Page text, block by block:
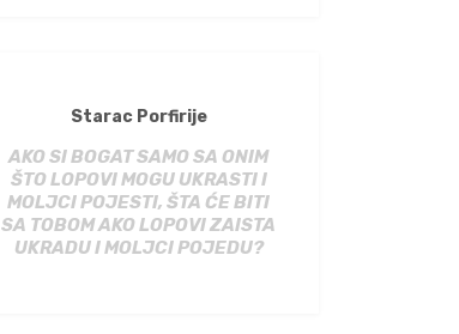
Starac Porfirije
AKO SI BOGAT SAMO SA ONIM
ŠTO LOPOVI MOGU UKRASTI I
MOLJCI POJESTI, ŠTA ĆE BITI
SA TOBOM AKO LOPOVI ZAISTA
UKRADU I MOLJCI POJEDU?